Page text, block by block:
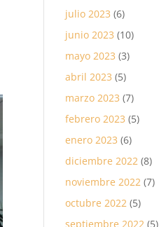
julio 2023 (6)
junio 2023 (10)
mayo 2023 (3)
abril 2023 (5)
marzo 2023 (7)
febrero 2023 (5)
enero 2023 (6)
diciembre 2022 (8)
noviembre 2022 (7)
octubre 2022 (5)
septiembre 2022 (5)